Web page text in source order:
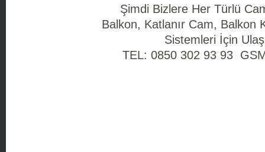
Şimdi Bizlere Her Türlü
Balkon, Katlanır Cam, Balkon
Sistemleri İçin
TEL: 0850 302 93 93